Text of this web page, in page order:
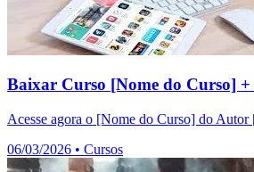
Baixar Curso [Nome do Curso]
Acesse agora o [Nome do Curso] do
06/03/2026 • Cursos